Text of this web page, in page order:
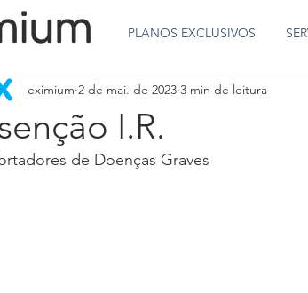
PLANOS EXCLUSIVOS
I.R.
eximium 2 de mai. de 2023 3 min de leitura
de Doenças Graves